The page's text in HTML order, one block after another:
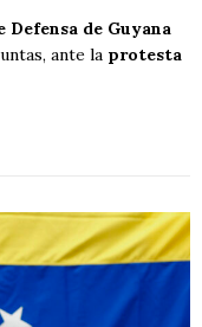
Defensa de Guyana
ante la protesta